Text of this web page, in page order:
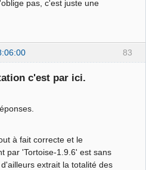
pas, c'est juste une
83
c'est par ici.
à fait correcte et le
par 'Tortoise-1.9.6' est sans
extrait la totalité des